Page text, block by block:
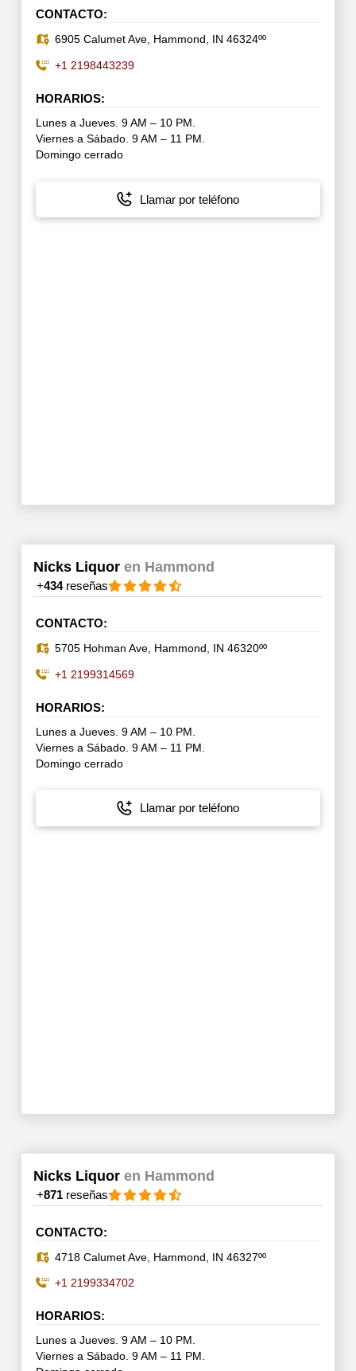
CONTACTO:
6905 Calumet Ave, Hammond, IN 46324ºº
+1 2198443239
HORARIOS:
Lunes a Jueves. 9 AM – 10 PM.
Viernes a Sábado. 9 AM – 11 PM.
Domingo cerrado
Llamar por teléfono
Nicks Liquor en Hammond
+434reseñas
CONTACTO:
5705 Hohman Ave, Hammond, IN 46320ºº
+1 2199314569
HORARIOS:
Lunes a Jueves. 9 AM – 10 PM.
Viernes a Sábado. 9 AM – 11 PM.
Domingo cerrado
Llamar por teléfono
Nicks Liquor en Hammond
+871reseñas
CONTACTO:
4718 Calumet Ave, Hammond, IN 46327ºº
+1 2199334702
HORARIOS:
Lunes a Jueves. 9 AM – 10 PM.
Viernes a Sábado. 9 AM – 11 PM.